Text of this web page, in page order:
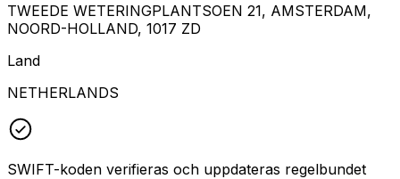
TWEEDE WETERINGPLANTSOEN 21, AMSTERDAM,
NOORD-HOLLAND, 1017 ZD
Land
NETHERLANDS
SWIFT-koden verifieras och uppdateras regelbundet